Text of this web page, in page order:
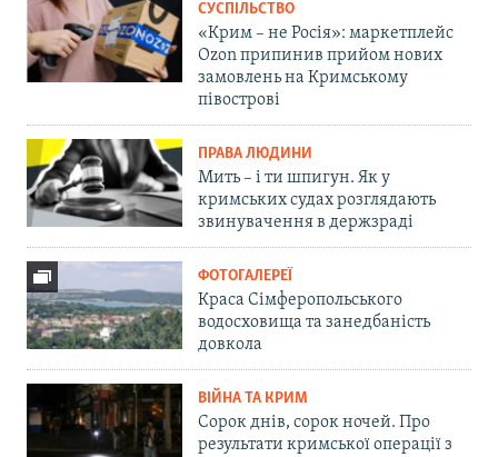
СУСПІЛЬСТВО
«Крим – не Росія»: маркетплейс
Ozon припинив прийом нових
замовлень на Кримському
півострові
ПРАВА ЛЮДИНИ
Мить – і ти шпигун. Як у
кримських судах розглядають
звинувачення в держзраді
ФОТОГАЛЕРЕЇ
Краса Сімферопольського
водосховища та занедбаність
довкола
ВІЙНА ТА КРИМ
Сорок днів, сорок ночей. Про
результати кримської операції з